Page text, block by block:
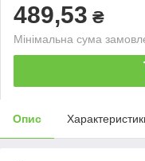
489,53 ₴
Мінімальна сума
Опис